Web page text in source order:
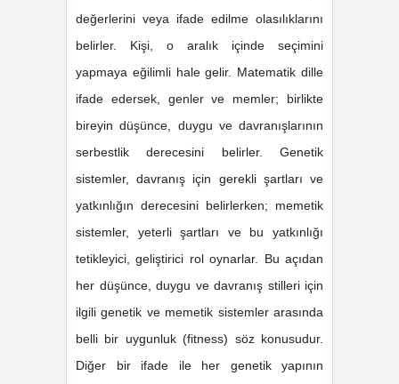
değerlerini veya ifade edilme olasılıklarını
belirler. Kişi, o aralık içinde seçimini
yapmaya eğilimli hale gelir. Matematik dille
ifade edersek, genler ve memler; birlikte
bireyin düşünce, duygu ve davranışlarının
serbestlik derecesini belirler. Genetik
sistemler, davranış için gerekli şartları ve
yatkınlığın derecesini belirlerken; memetik
sistemler, yeterli şartları ve bu yatkınlığı
tetikleyici, geliştirici rol oynarlar. Bu açıdan
her düşünce, duygu ve davranış stilleri için
ilgili genetik ve memetik sistemler arasında
belli bir uygunluk (fitness) söz konusudur.
Diğer bir ifade ile her genetik yapının